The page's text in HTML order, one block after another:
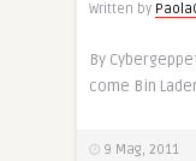
Written by
By
come Bin
9 Mag, 2011